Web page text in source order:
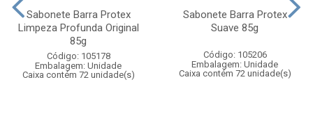
Sabonete Barra Protex
Limpeza Profunda Original
85g
Código: 105178
Embalagem: Unidade
Caixa contém 72 unidade(s)
Sabonete Barra Protex
Suave 85g
Código: 105206
Embalagem: Unidade
Caixa contém 72 unidade(s)